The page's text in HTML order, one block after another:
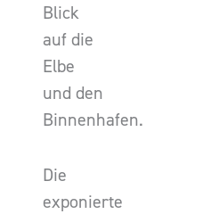
Blick
auf die
Elbe
und den
Binnenhafen.
Die
exponierte